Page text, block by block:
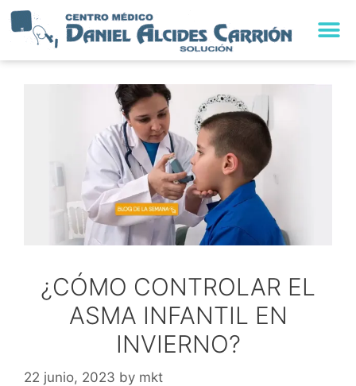
¿CÓMO CONTROLAR EL
ASMA INFANTIL EN
INVIERNO?
22 junio, 2023 by mkt